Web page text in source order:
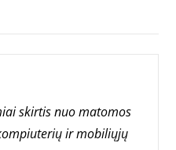
skirtis nuo matomos
ir mobiliųjų